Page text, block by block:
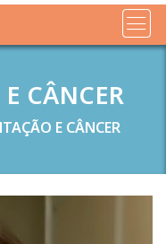
CÂNCER
E CÂNCER